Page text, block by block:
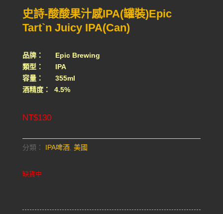
史詩-酸酸果汁感IPA(罐裝)Epic
Tart`n Juicy IPA(Can)
品牌： Epic Brewing
類型： IPA
容量： 355ml
酒精度： 4.5%
NT$130
分類： IPA啤酒, 美國
缺貨中